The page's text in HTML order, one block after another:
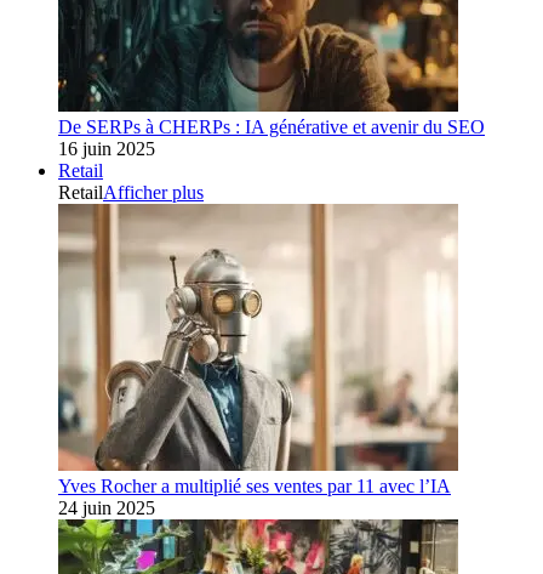
De SERPs à CHERPs : IA générative et avenir du SEO
16 juin 2025
Retail
RetailAfficher plus
Yves Rocher a multiplié ses ventes par 11 avec l’IA
24 juin 2025